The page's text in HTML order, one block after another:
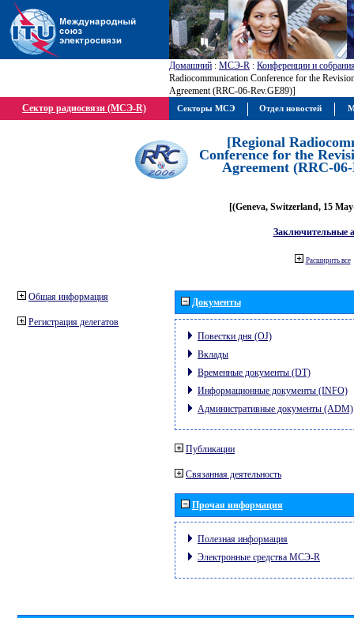
Домашний : МСЭ-R : Конференции и
Radiocommunication Conference for the
Agreement (RRC-06-Rev.GE89)]
Сектор радиосвязи (МСЭ-R)
[Regional
Conference for the
Agreement (RRC-
[(Geneva, Switzerland, 15
Заключительные
Расширить все
Общая информация
Регистрация делегатов
Документы
Повестки дня (OJ)
Вклады
Временные документы (DT)
Информационные документы (INFO)
Административные документы (ADM)
Публикации
Связанная деятельность
Прочая информация
Полезная информация
Электронные средства МСЭ-R
Секторы МСЭ Отдел новостей